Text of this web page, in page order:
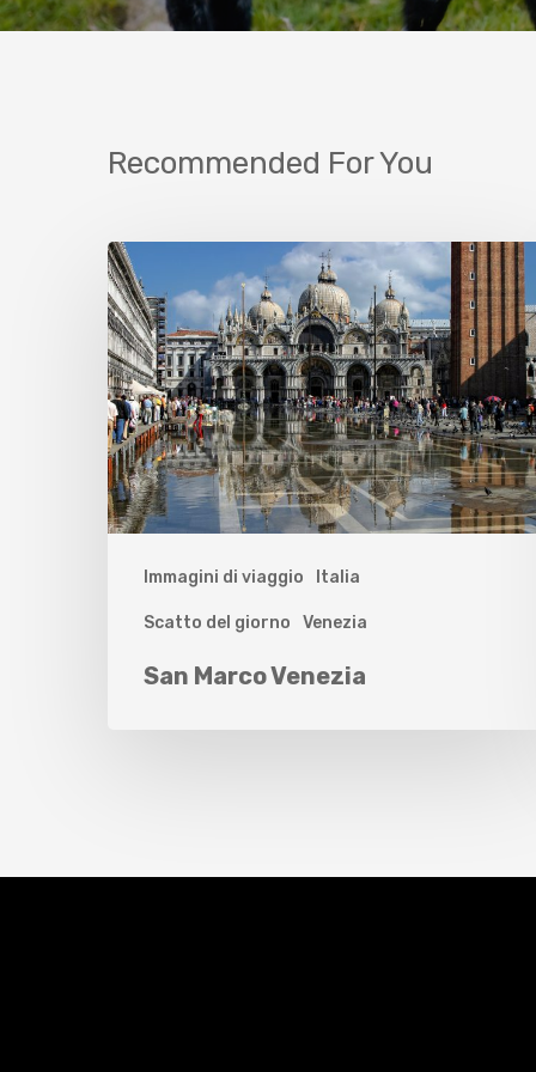
Recommended For You
Immagini di viaggio Italia
Scatto del giorno Venezia
San Marco Venezia